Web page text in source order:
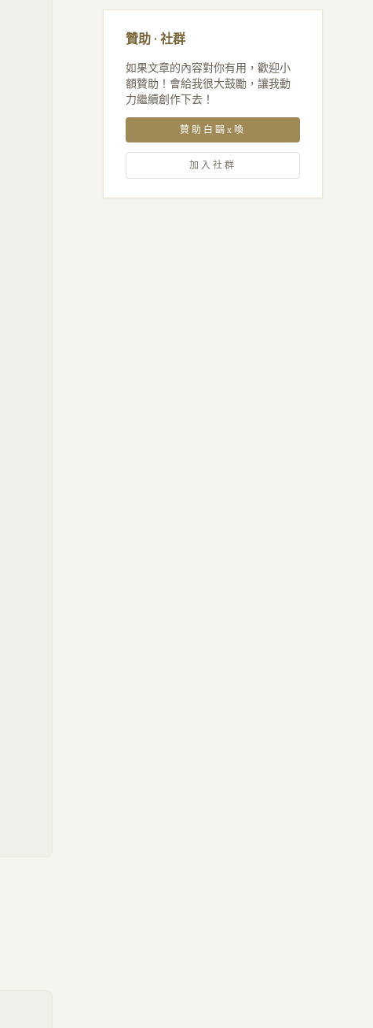
贊助 · 社群
如果文章的內容對你有用，歡迎小
額贊助！會給我很大鼓勵，讓我動
力繼續創作下去！
贊助白鷗x喚
加入社群